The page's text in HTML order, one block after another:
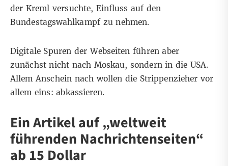
der Kreml versuchte, Einfluss auf den
Bundestagswahlkampf zu nehmen.
Digitale Spuren der Webseiten führen aber
zunächst nicht nach Moskau, sondern in die USA.
Allem Anschein nach wollen die Strippenzieher vor
allem eins: abkassieren.
Ein Artikel auf „weltweit
führenden Nachrichtenseiten“
ab 15 Dollar